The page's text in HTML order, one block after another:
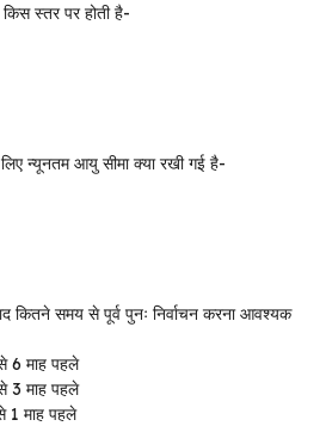
स्तर पर होती है-
न्यूनतम आयु सीमा क्या रखी गई है-
कितने समय से पूर्व पुनः निर्वाचन करना आवश्यक
6 माह पहले
3 माह पहले
1 माह पहले